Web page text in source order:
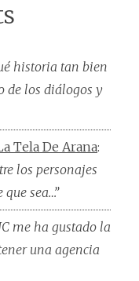
historia tan bien
de los diálogos y
Tela De Arana:
los personajes
sea…”
me ha gustado la
una agencia